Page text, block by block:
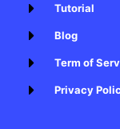
Tutorial
Blog
Term of
Privacy